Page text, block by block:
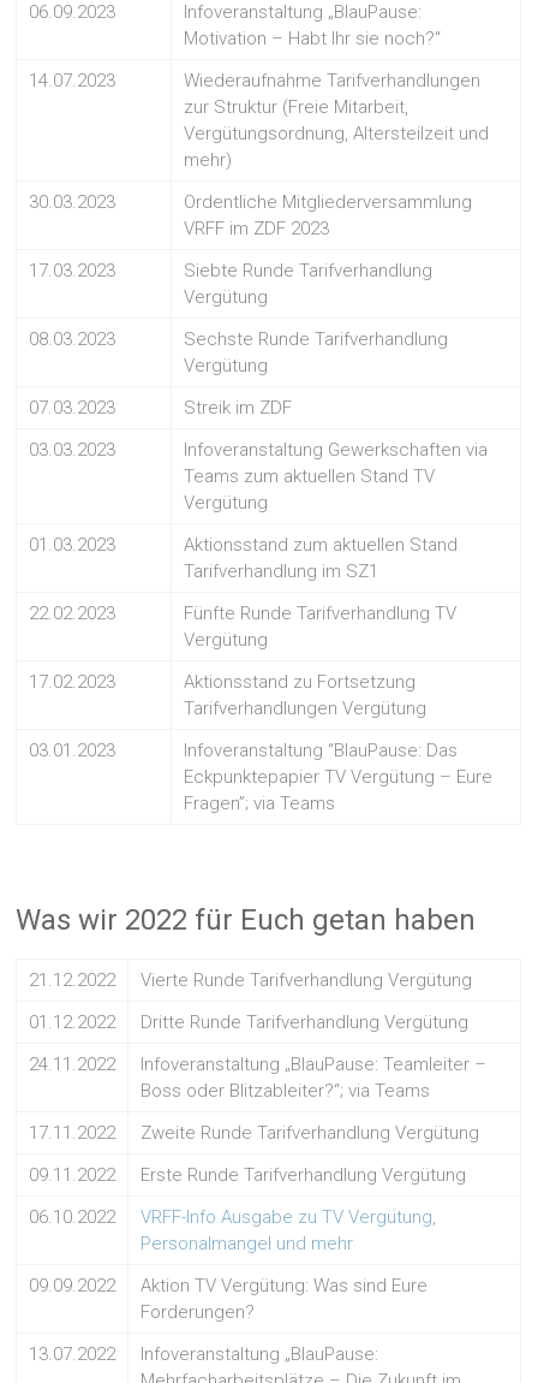
06.09.2023
Infoveranstaltung „BlauPause:
Motivation – Habt Ihr sie noch?“
14.07.2023
Wiederaufnahme Tarifverhandlungen
zur Struktur (Freie Mitarbeit,
Vergütungsordnung, Altersteilzeit und
mehr)
30.03.2023
Ordentliche Mitgliederversammlung
VRFF im ZDF 2023
17.03.2023
Siebte Runde Tarifverhandlung
Vergütung
08.03.2023
Sechste Runde Tarifverhandlung
Vergütung
07.03.2023
Streik im ZDF
03.03.2023
Infoveranstaltung Gewerkschaften via
Teams zum aktuellen Stand TV
Vergütung
01.03.2023
Aktionsstand zum aktuellen Stand
Tarifverhandlung im SZ1
22.02.2023
Fünfte Runde Tarifverhandlung TV
Vergütung
17.02.2023
Aktionsstand zu Fortsetzung
Tarifverhandlungen Vergütung
03.01.2023
Infoveranstaltung “BlauPause: Das
Eckpunktepapier TV Vergütung – Eure
Fragen”; via Teams
Was wir 2022 für Euch getan haben
21.12.2022
Vierte Runde Tarifverhandlung Vergütung
01.12.2022
Dritte Runde Tarifverhandlung Vergütung
24.11.2022
Infoveranstaltung „BlauPause: Teamleiter –
Boss oder Blitzableiter?“; via Teams
17.11.2022
Zweite Runde Tarifverhandlung Vergütung
09.11.2022
Erste Runde Tarifverhandlung Vergütung
06.10.2022
VRFF-Info Ausgabe zu TV Vergütung,
Personalmangel und mehr
09.09.2022
Aktion TV Vergütung: Was sind Eure
Forderungen?
13.07.2022
Infoveranstaltung „BlauPause: